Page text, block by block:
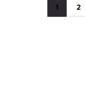
You're
1 2